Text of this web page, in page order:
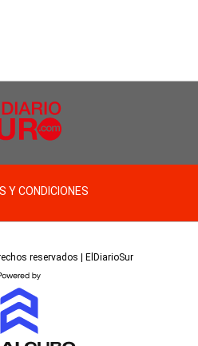
Y CONDICIONES
reservados | ElDiarioSur